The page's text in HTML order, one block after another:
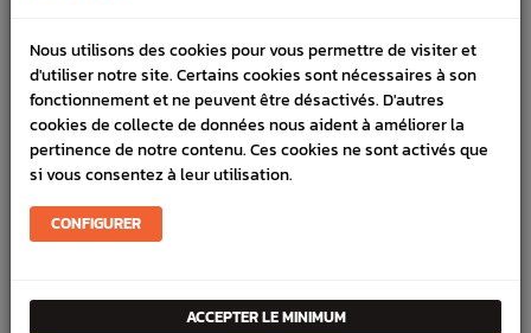
VÉHICULES COMPATIBLE
Référence :2932
FICHE TECHNIQUE
Transmission
Capteurs, sondes
DANSLA MÊME
Nous utilisons des cookies pour vous permettre de visiter et
d'utiliser notre site. Certains cookies sont nécessaires à son
fonctionnement et ne peuvent être désactivés. D'autres
cookies de collecte de données nous aident à améliorer la
pertinence de notre contenu. Ces cookies ne sont activés que
si vous consentez à leur utilisation.
CONFIGURER
ACCEPTER LE MINIMUM